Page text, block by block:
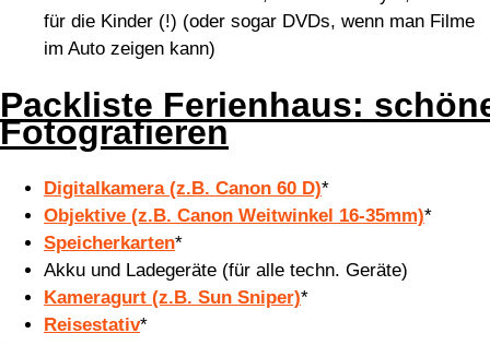
für die Kinder (!) (oder sogar DVDs, wenn man Filme
im Auto zeigen kann)
Packliste Ferienhaus:
Fotografieren
Digitalkamera (z.B. Canon 60 D)*
Objektive (z.B. Canon Weitwinkel 16-35mm)*
Speicherkarten*
Akku und Ladegeräte (für alle techn. Geräte)
Kameragurt (z.B. Sun Sniper)*
Reisestativ*